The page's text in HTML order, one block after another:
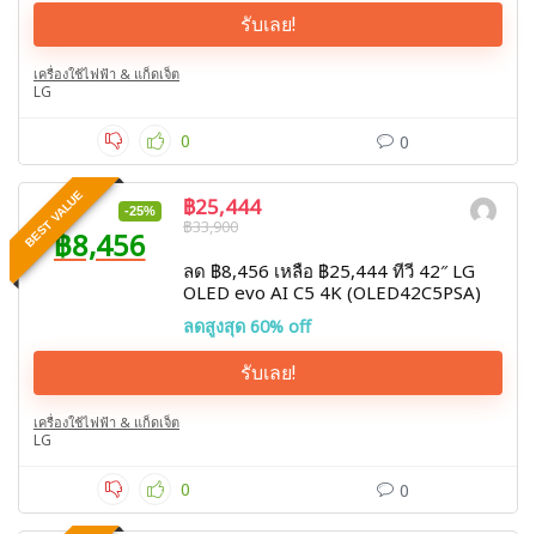
รับเลย!
เครื่องใช้ไฟฟ้า & แก็ดเจ็ต
LG
0 0
BEST VALUE -25%
฿8,456
฿25,444
฿33,900
ลด ฿8,456 เหลือ ฿25,444 ทีวี 42″ LG
OLED evo AI C5 4K (OLED42C5PSA)
ลดสูงสุด 60% off
รับเลย!
เครื่องใช้ไฟฟ้า & แก็ดเจ็ต
LG
0 0